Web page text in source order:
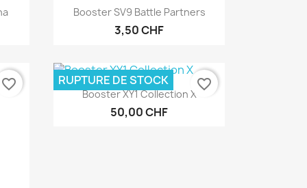
Aperçu rapide
Booster SV9 Battle Partners
3,50 CHF
favorite_border Aperçu rapide
Booster XY1 Collection X
50,00 CHF
RUPTURE DE STOCK favorite_border